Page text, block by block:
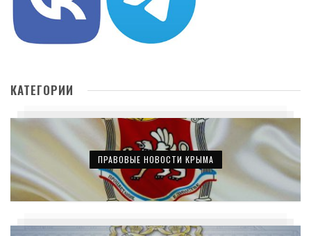
КАТЕГОРИИ
ПРАВОВЫЕ НОВОСТИ КРЫМА